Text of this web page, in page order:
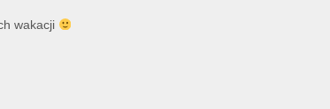
wakacji